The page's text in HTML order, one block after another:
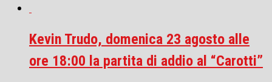
Kevin Trudo, domenica 23 agosto alle
ore 18:00 la partita di addio al “Carotti”